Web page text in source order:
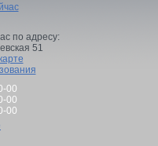
по адресу:
51
00
00
00